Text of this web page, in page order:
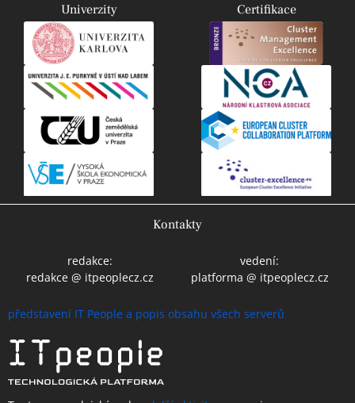
Univerzity Certifikace
Kontakty
redakce:
redakce @ itpeoplecz.cz
vedení:
platforma @ itpeoplecz.cz
představení IT People a popis obsahu všech serverů